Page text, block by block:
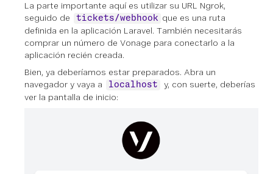
La parte importante aquí es utilizar su URL Ngrok,
seguido de
tickets/webhook que es una ruta
definida en la aplicación Laravel. También necesitarás
comprar un número de Vonage para conectarlo a la
aplicación recién creada.
Bien, ya deberíamos estar preparados. Abra un
navegador y vaya a
localhost
y, con suerte, deberías
ver la pantalla de inicio: